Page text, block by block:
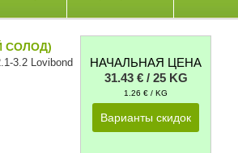
СОЛОД)
3.2 Lovibond
НАЧАЛЬНАЯ ЦЕНА
31.43 € / 25 KG
1.26 € / KG
Варианты скидок